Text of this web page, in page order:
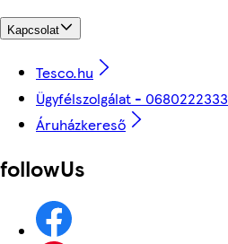
Kapcsolat
Tesco.hu
Ügyfélszolgálat - 0680222333
Áruházkereső
followUs